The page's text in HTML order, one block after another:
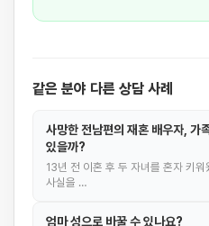
같은 분야 다른 상담 사례
사망한 전남편의 재혼 배우자, 가
있을까?
13년 전 이혼 후 두 자녀를 혼자 키
사실을 …
엄마 성으로 바꿀 수 있나요?